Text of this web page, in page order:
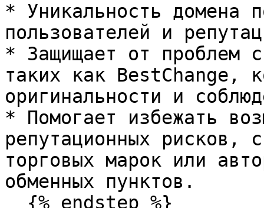
* Уникальность домена
пользователей и
* Защищает от проблем
таких как BestChange,
оригинальности и
* Помогает избежать
репутационных рисков,
торговых марок или
обменных пунктов.